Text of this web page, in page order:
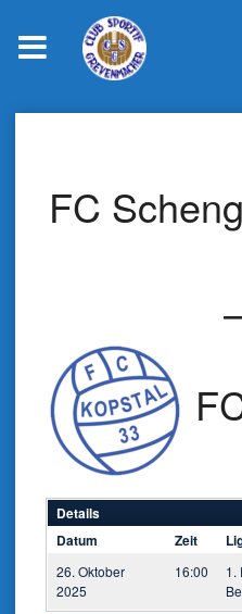
FC
Details
Datum
Zeit
26. Oktober
2025
16:00
1.